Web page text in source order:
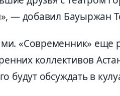
— добавил Бауыржан
«Современник» еще
коллективов
будут обсуждать в